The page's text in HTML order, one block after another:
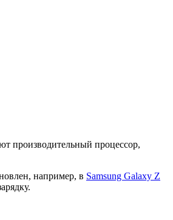
производительный процессор,
например, в Samsung Galaxy Z